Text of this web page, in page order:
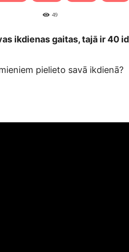
49
ikdienas gaitas, tajā ir 40
pielieto savā ikdienā?